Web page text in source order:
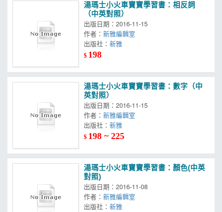
湯瑪士小火車寶寶學習書：相反詞
（中英對照）
出版日期：2016-11-15
作者：新雅編輯室
出版社：
$ 198
湯瑪士小火車寶寶學習書：數字（中
英對照）
出版日期：2016-11-15
作者：新雅編輯室
出版社：
$ 198 ~ 225
湯瑪士小火車寶寶學習書：顏色(中英
對照)
出版日期：2016-11-08
作者：新雅編輯室
出版社：